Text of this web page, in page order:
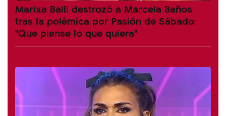
Marixa Balli destrozó a Marcela Baños
tras la polémica por Pasión de Sábado:
"Que piense lo que quiera"